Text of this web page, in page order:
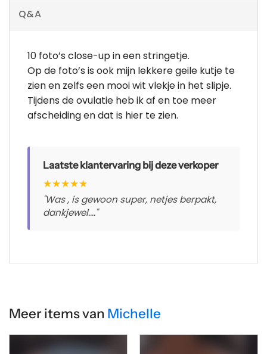
Q&A
10 foto’s close-up in een stringetje.
Op de foto’s is ook mijn lekkere geile kutje te
zien en zelfs een mooi wit vlekje in het slipje.
Tijdens de ovulatie heb ik af en toe meer
afscheiding en dat is hier te zien.
Laatste klantervaring bij deze verkoper
★★★★★
"Was , is gewoon super, netjes berpakt,
dankjewel...."
Meer items van Michelle